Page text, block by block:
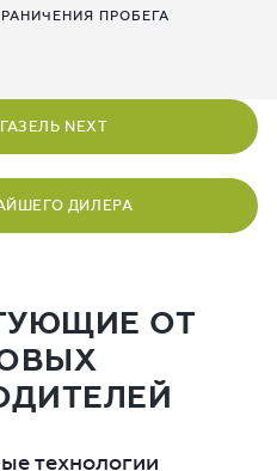
ПРОБЕГА
NEXT
ДИЛЕРА
ОТ
технологии